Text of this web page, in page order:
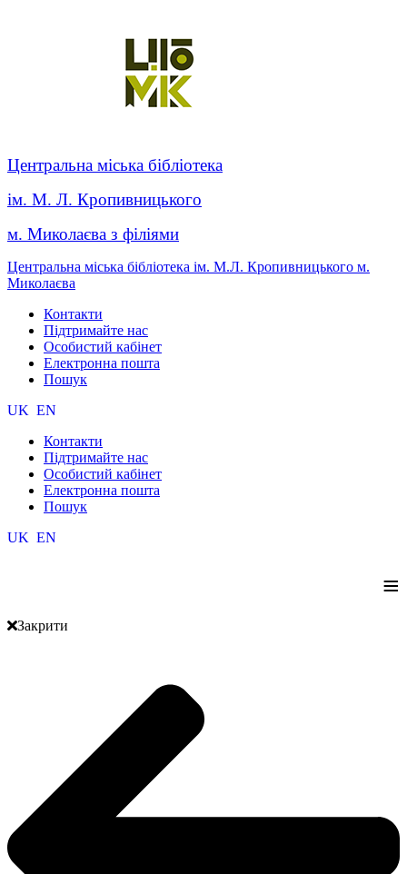
Центральна міська бібліотека
ім. М. Л. Кропивницького
м. Миколаєва з філіями
Центральна міська бібліотека ім. М.Л. Кропивницького м.
Миколаєва
Контакти
Підтримайте нас
Особистий кабінет
Електронна пошта
Пошук
UK EN
Контакти
Підтримайте нас
Особистий кабінет
Електронна пошта
Пошук
UK EN
≡
Закрити